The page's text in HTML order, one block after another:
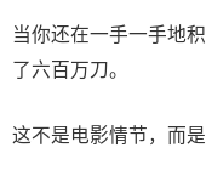
当你还在一手一手地
了六百万刀。
这不是电影情节，而